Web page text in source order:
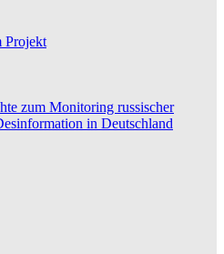
Projekt
zum Monitoring russischer
in Deutschland